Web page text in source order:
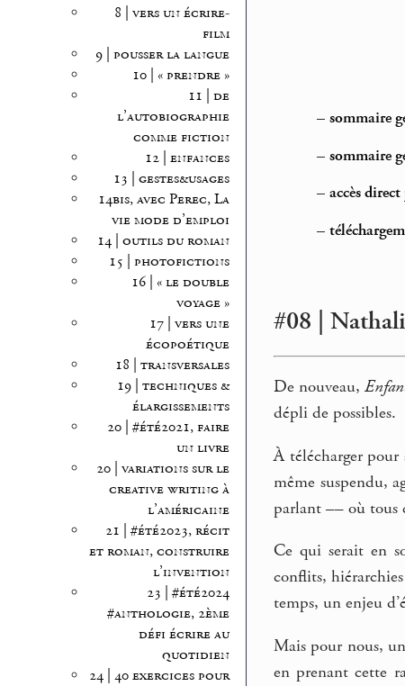
8 | vers un écrire-
film
9 | pousser la langue
10 | « prendre »
11 | de
l’autobiographie
comme fiction
12 | enfances
13 | gestes&usages
14bis, avec Perec, La
vie mode d’emploi
14 | outils du roman
15 | photofictions
16 | « le double
voyage »
17 | vers une
écopoétique
18 | transversales
19 | techniques &
élargissements
20 | #été2021, faire
un livre
20 | variations sur le
creative writing à
l’américaine
21 | #été2023, récit
et roman, construire
l’invention
23 | #été2024
#anthologie, 2ème
défi écrire au
quotidien
24 | 40 exercices pour
– sommaire
– sommaire
– accès
–
#08 |
De nouveau,
dépli de possibles.
À télécharger
même suspendu,
parlant –– où tous
Ce qui serait en
conflits,
temps, un enjeu
Mais pour nous,
en prenant cette